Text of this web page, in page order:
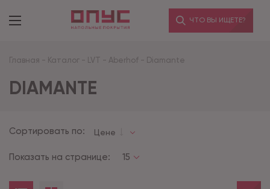
ЧТО ВЫ ИЩЕТЕ?
Главная - Каталог - LVT - Aberhof - Diamante
DIAMANTE
Сортировать по: Цене
Показать на странице: 15